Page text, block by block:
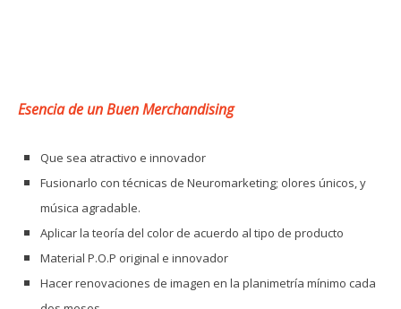
Esencia de un Buen Merchandising
Que sea atractivo e innovador
Fusionarlo con técnicas de Neuromarketing; olores únicos, y
música agradable.
Aplicar la teoría del color de acuerdo al tipo de producto
Material P.O.P original e innovador
Hacer renovaciones de imagen en la planimetría mínimo cada